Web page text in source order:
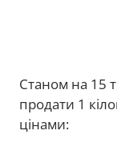
Станом на 15
продати 1
цінами: